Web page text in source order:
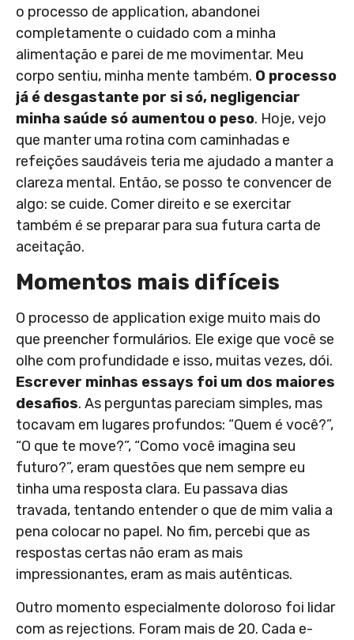
o processo de application, abandonei
completamente o cuidado com a minha
alimentação e parei de me movimentar. Meu
corpo sentiu, minha mente também. O processo
já é desgastante por si só, negligenciar
minha saúde só aumentou o peso. Hoje, vejo
que manter uma rotina com caminhadas e
refeições saudáveis teria me ajudado a manter a
clareza mental. Então, se posso te convencer de
algo: se cuide. Comer direito e se exercitar
também é se preparar para sua futura carta de
aceitação.
Momentos mais difíceis
O processo de application exige muito mais do
que preencher formulários. Ele exige que você se
olhe com profundidade e isso, muitas vezes, dói.
Escrever minhas essays foi um dos maiores
desafios. As perguntas pareciam simples, mas
tocavam em lugares profundos: “Quem é você?”,
“O que te move?”, “Como você imagina seu
futuro?”, eram questões que nem sempre eu
tinha uma resposta clara. Eu passava dias
travada, tentando entender o que de mim valia a
pena colocar no papel. No fim, percebi que as
respostas certas não eram as mais
impressionantes, eram as mais autênticas.
Outro momento especialmente doloroso foi lidar
com as rejections. Foram mais de 20. Cada e-